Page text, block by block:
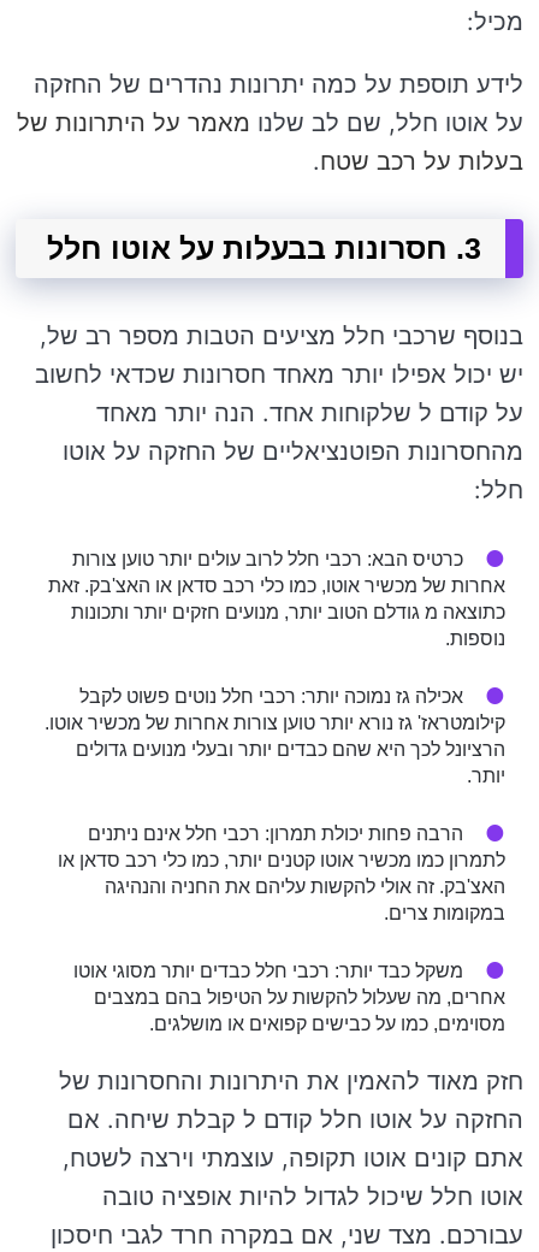
מכיל:
לידע תוספת על כמה יתרונות נהדרים של החזקה
על אוטו חלל, שם לב שלנו מאמר על היתרונות של
בעלות על רכב שטח.
3. חסרונות בבעלות על אוטו חלל
בנוסף שרכבי חלל מציעים הטבות מספר רב של,
יש יכול אפילו יותר מאחד חסרונות שכדאי לחשוב
על קודם ל שלקוחות אחד. הנה יותר מאחד
מהחסרונות הפוטנציאליים של החזקה על אוטו
חלל:
כרטיס הבא: רכבי חלל לרוב עולים יותר טוען צורות
אחרות של מכשיר אוטו, כמו כלי רכב סדאן או האצ'בק. זאת
כתוצאה מ גודלם הטוב יותר, מנועים חזקים יותר ותכונות
נוספות.
אכילה גז נמוכה יותר: רכבי חלל נוטים פשוט לקבל
קילומטראז' גז נורא יותר טוען צורות אחרות של מכשיר אוטו.
הרציונל לכך היא שהם כבדים יותר ובעלי מנועים גדולים
יותר.
הרבה פחות יכולת תמרון: רכבי חלל אינם ניתנים
לתמרון כמו מכשיר אוטו קטנים יותר, כמו כלי רכב סדאן או
האצ'בק. זה אולי להקשות עליהם את החניה והנהיגה
במקומות צרים.
משקל כבד יותר: רכבי חלל כבדים יותר מסוגי אוטו
אחרים, מה שעלול להקשות על הטיפול בהם במצבים
מסוימים, כמו על כבישים קפואים או מושלגים.
חזק מאוד להאמין את היתרונות והחסרונות של
החזקה על אוטו חלל קודם ל קבלת שיחה. אם
אתם קונים אוטו תקופה, עוצמתי וירצה לשטח,
אוטו חלל שיכול לגדול להיות אופציה טובה
עבורכם. מצד שני, אם במקרה חרד לגבי חיסכון